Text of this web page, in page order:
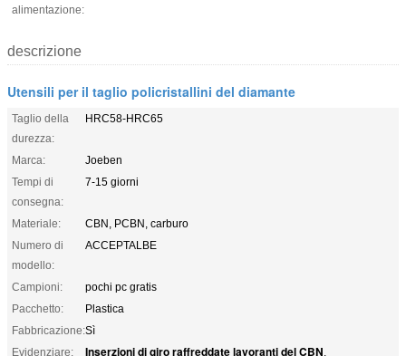
alimentazione:
descrizione
Utensili per il taglio policristallini del diamante
Taglio della
durezza:
HRC58-HRC65
Marca:
Joeben
Tempi di
consegna:
7-15 giorni
Materiale:
CBN, PCBN, carburo
Numero di
modello:
ACCEPTALBE
Campioni:
pochi pc gratis
Pacchetto:
Plastica
Fabbricazione:Sì
Evidenziare:
Inserzioni di giro raffreddate lavoranti del CBN,